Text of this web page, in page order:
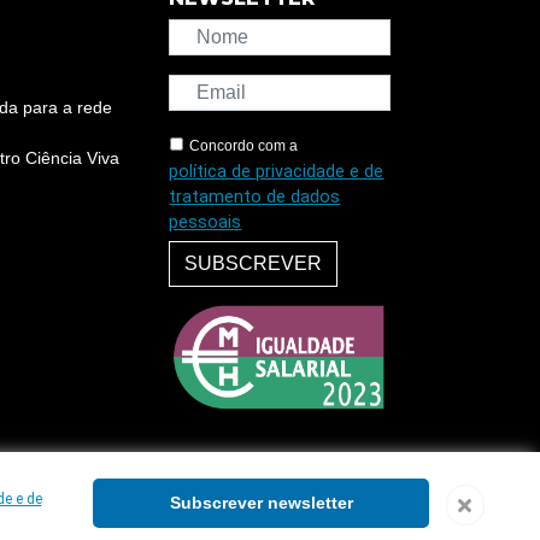
para a rede
Ciência Viva
Concordo com a
política de privacidade e de
tratamento de dados
pessoais
SUBSCREVER
e de
Subscrever newsletter